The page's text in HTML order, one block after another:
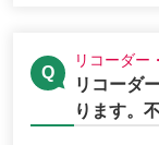
リコーダー
リコーダ
ります。